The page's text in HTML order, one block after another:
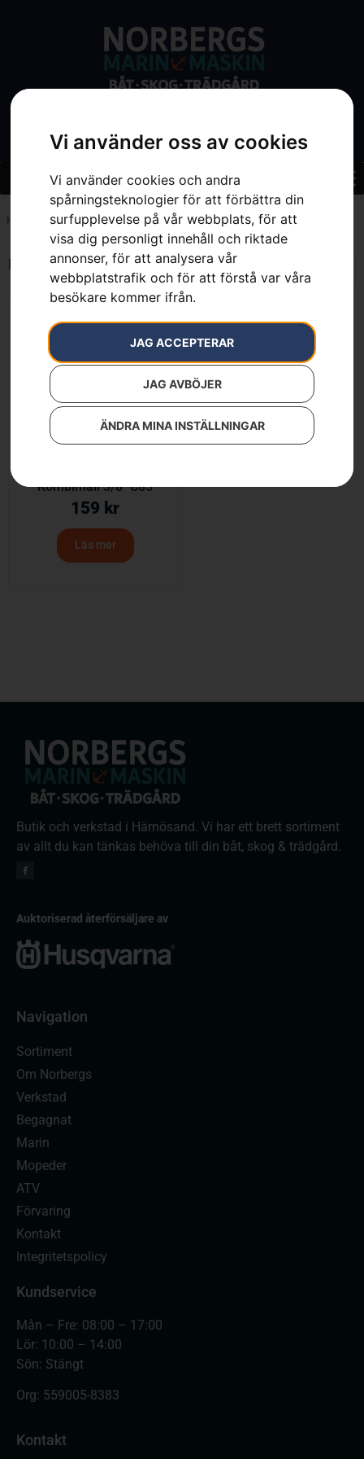
Vi använder oss av cookies
Vi använder cookies och andra
spårningsteknologier för att förbättra din
surfupplevelse på vår webbplats, för att
visa dig personligt innehåll och riktade
annonser, för att analysera vår
webbplatstrafik och för att förstå var våra
besökare kommer ifrån.
JAG ACCEPTERAR
JAG AVBÖJER
ÄNDRA MINA INSTÄLLNINGAR
Hem 7393089265372
Endast ett sökresultat
Kombimall 3/8″ C85
159 kr
Läs mer
Butik och verkstad i Härnösand. Vi har ett brett sortiment
av allt du kan tänkas behöva till din båt, skog & trädgård.
Auktoriserad återförsäljare av
Navigation
Sortiment
Om Norbergs
Verkstad
Begagnat
Marin
Mopeder
ATV
Förvaring
Kontakt
Integritetspolicy
Kundservice
Mån – Fre: 08:00 – 17:00
Lör: 10:00 – 14:00
Sön: Stängt
Org: 559005-8383
Kontakt